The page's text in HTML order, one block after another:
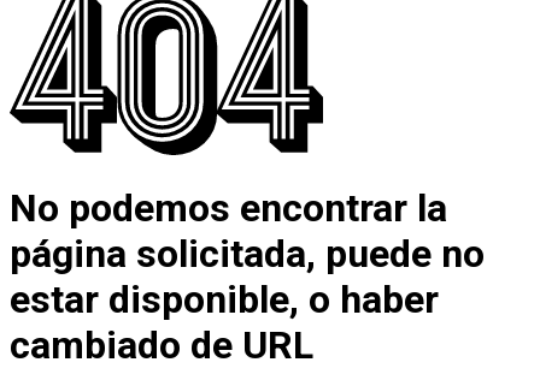
No podemos encontrar la
página solicitada, puede no
estar disponible, o haber
cambiado de URL